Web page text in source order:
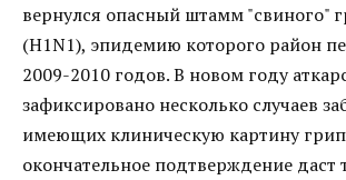
вернулся опасный штамм "свиного"
(Н1N1), эпидемию которого район
2009-2010 годов. В новом году
зафиксировано несколько случаев
имеющих клиническую картину
окончательное подтверждение даст